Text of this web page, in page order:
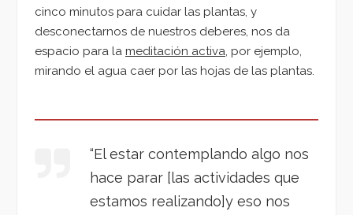
cinco minutos para cuidar las plantas, y
desconectarnos de nuestros deberes, nos da
espacio para la meditación activa , por ejemplo,
mirando el agua caer por las hojas de las plantas.
“El estar contemplando algo nos
hace parar [las actividades que
estamos realizando]y eso nos